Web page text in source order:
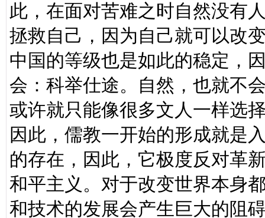
此，在面对苦难之时自然没有
拯救自己，因为自己就可以改
中国的等级也是如此的稳定，
会：科举仕途。自然，也就不
或许就只能像很多文人一样选
因此，儒教一开始的形成就是
的存在，因此，它极度反对革
和平主义。对于改变世界本身
和技术的发展会产生巨大的阻